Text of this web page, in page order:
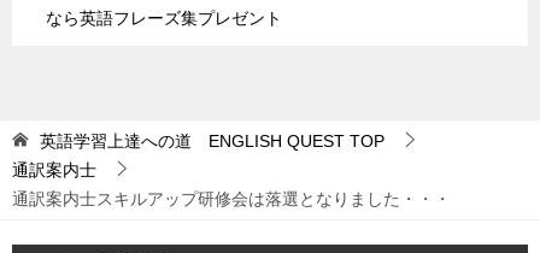
なら英語フレーズ集プレゼント
英語学習上達への道 ENGLISH QUEST TOP
通訳案内士
通訳案内士スキルアップ研修会は落選となりました・・・